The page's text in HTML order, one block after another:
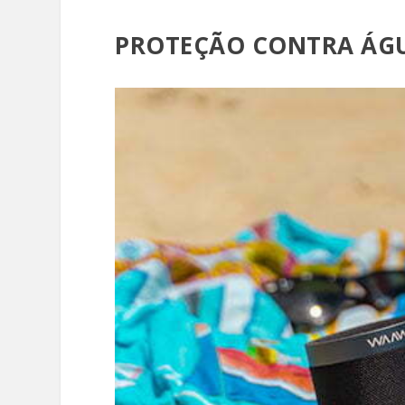
PROTEÇÃO CONTRA